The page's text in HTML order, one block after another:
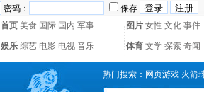
密码：
保存
首页 美食 国际 国内 军事 图片 女性 文化 事件
娱乐 综艺 电影 电视 音乐 体育 文学 探索 奇闻
热门搜索： 网页游戏 火箭